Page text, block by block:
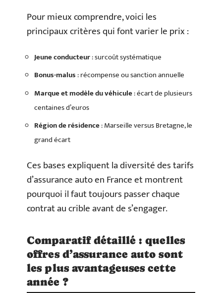
Pour mieux comprendre, voici les
principaux critères qui font varier le prix :
Jeune conducteur: surcoût systématique
Bonus-malus: récompense ou sanction annuelle
Marque et modèle du véhicule: écart de plusieurs
centaines d’euros
Région de résidence: Marseille versus Bretagne, le
grand écart
Ces bases expliquent la diversité des tarifs
d’assurance auto en France et montrent
pourquoi il faut toujours passer chaque
contrat au crible avant de s’engager.
Comparatif détaillé : quelles
offres d’assurance auto sont
les plus avantageuses cette
année ?